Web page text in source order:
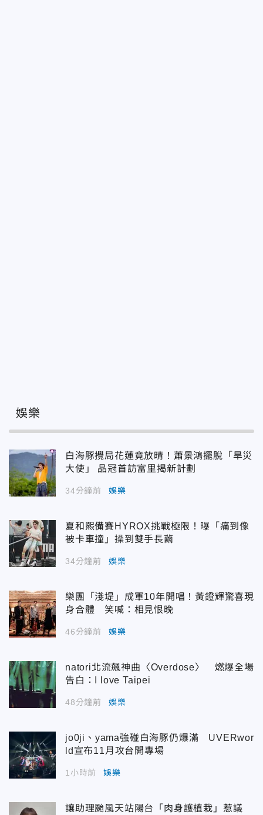
娛樂
白海豚攪局花蓮竟放晴！蕭景鴻擺脫「旱災
大使」 品冠首訪富里揭新計劃
34分鐘前 娛樂
夏和熙備賽HYROX挑戰極限！曝「痛到像
被卡車撞」操到雙手長繭
34分鐘前 娛樂
樂團「淺堤」成軍10年開唱！黃鐙輝驚喜現
身合體 笑喊：相見恨晚
46分鐘前 娛樂
natori北流飆神曲〈Overdose〉 燃爆全場
告白：I love Taipei
48分鐘前 娛樂
jo0ji、yama強碰白海豚仍爆滿 UVERwor
ld宣布11月攻台開專場
1小時前 娛樂
讓助理颱風天站陽台「肉身護植栽」惹議